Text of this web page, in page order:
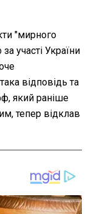
"мирного
участі України
відповідь та
який раніше
тепер відклав